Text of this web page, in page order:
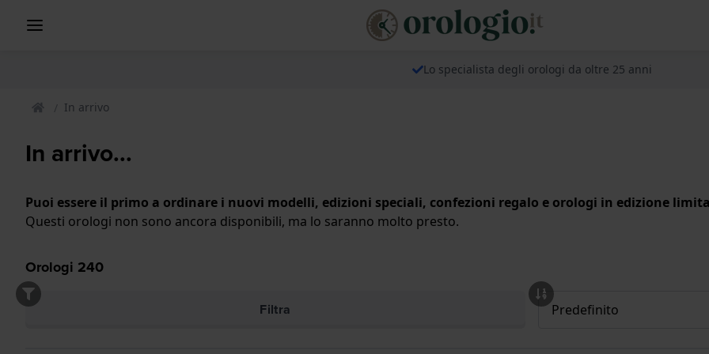
Lo specialista degli orologi da oltre 25 anni
In arrivo
In arrivo...
Puoi essere il primo a ordinare i nuovi modelli, edizioni speciali, confezioni regalo e orologi in edizione
Questi orologi non sono ancora disponibili, ma lo saranno molto presto.
Orologi 240
Filtra